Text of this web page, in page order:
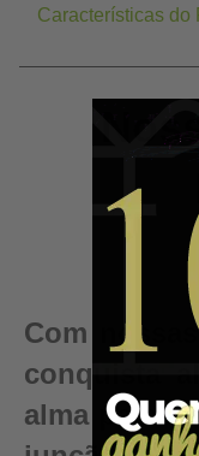
Características do
Com
conquista
alma para